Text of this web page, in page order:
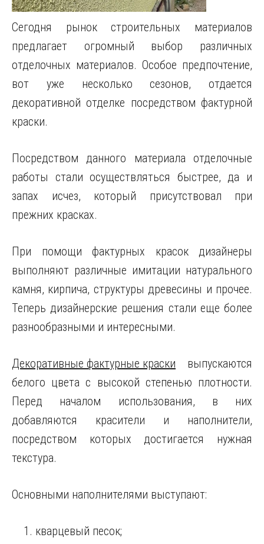
Сегодня рынок строительных материалов
предлагает огромный выбор различных
отделочных материалов. Особое предпочтение,
вот уже несколько сезонов, отдается
декоративной отделке посредством фактурной
краски.
Посредством данного материала отделочные
работы стали осуществляться быстрее, да и
запах исчез, который присутствовал при
прежних красках.
При помощи фактурных красок дизайнеры
выполняют различные имитации натурального
камня, кирпича, структуры древесины и прочее.
Теперь дизайнерские решения стали еще более
разнообразными и интересными.
Декоративные фактурные краски выпускаются
белого цвета с высокой степенью плотности.
Перед началом использования, в них
добавляются красители и наполнители,
посредством которых достигается нужная
текстура.
Основными наполнителями выступают:
кварцевый песок;